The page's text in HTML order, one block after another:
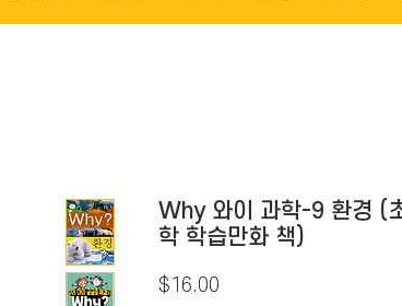
Why 와이 과학-9 환경 (
학 학습만화 책)
$16.00Price